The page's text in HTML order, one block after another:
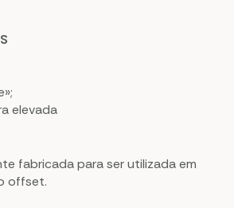
elevada
fabricada para ser utilizada em
offset.